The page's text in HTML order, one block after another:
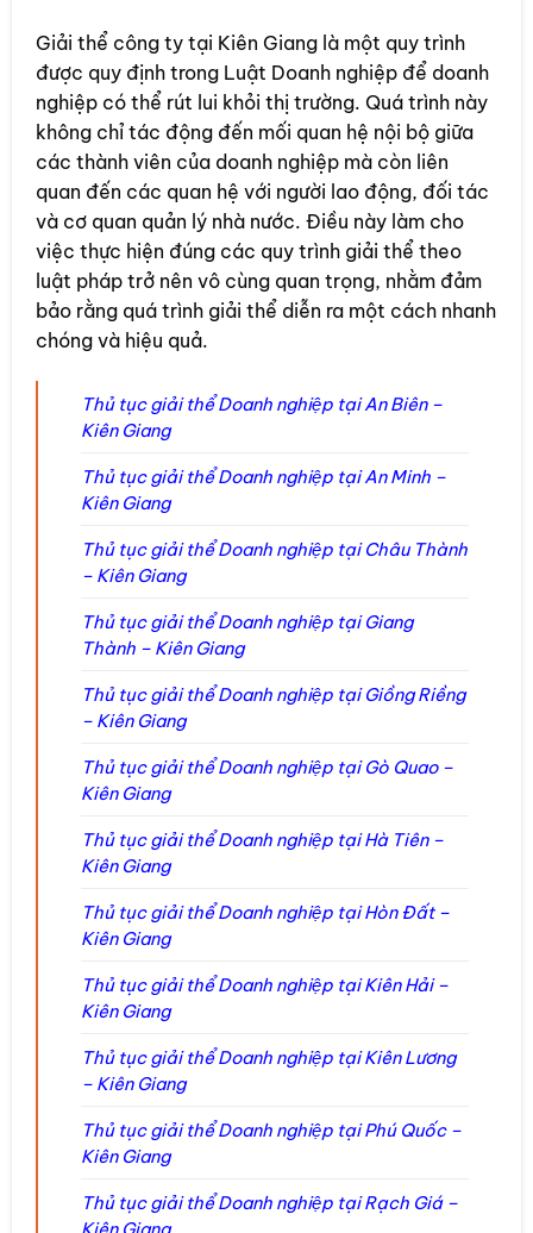
Giải thể công ty tại Kiên Giang là một quy trình
được quy định trong Luật Doanh nghiệp để doanh
nghiệp có thể rút lui khỏi thị trường. Quá trình này
không chỉ tác động đến mối quan hệ nội bộ giữa
các thành viên của doanh nghiệp mà còn liên
quan đến các quan hệ với người lao động, đối tác
và cơ quan quản lý nhà nước. Điều này làm cho
việc thực hiện đúng các quy trình giải thể theo
luật pháp trở nên vô cùng quan trọng, nhằm đảm
bảo rằng quá trình giải thể diễn ra một cách nhanh
chóng và hiệu quả.
Thủ tục giải thể Doanh nghiệp tại An Biên –
Kiên Giang
Thủ tục giải thể Doanh nghiệp tại An Minh –
Kiên Giang
Thủ tục giải thể Doanh nghiệp tại Châu Thành
– Kiên Giang
Thủ tục giải thể Doanh nghiệp tại Giang
Thành – Kiên Giang
Thủ tục giải thể Doanh nghiệp tại Giồng Riềng
– Kiên Giang
Thủ tục giải thể Doanh nghiệp tại Gò Quao –
Kiên Giang
Thủ tục giải thể Doanh nghiệp tại Hà Tiên –
Kiên Giang
Thủ tục giải thể Doanh nghiệp tại Hòn Đất –
Kiên Giang
Thủ tục giải thể Doanh nghiệp tại Kiên Hải –
Kiên Giang
Thủ tục giải thể Doanh nghiệp tại Kiên Lương
– Kiên Giang
Thủ tục giải thể Doanh nghiệp tại Phú Quốc –
Kiên Giang
Thủ tục giải thể Doanh nghiệp tại Rạch Giá –